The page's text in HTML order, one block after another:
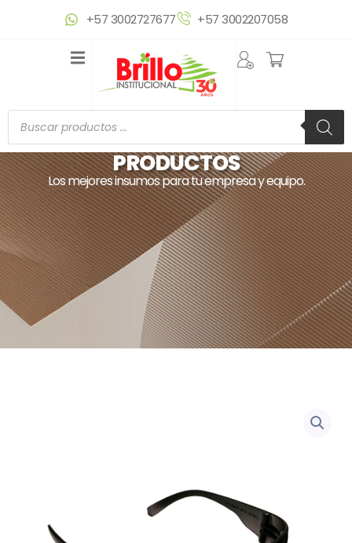
+57 3002727677 +57 3002207058
de
productos
PRODUCTOS
Los mejores insumos para tu empresa y equipo.